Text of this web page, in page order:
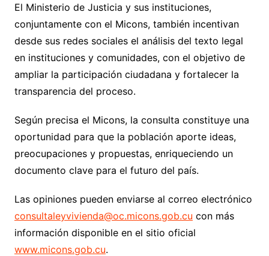
El Ministerio de Justicia y sus instituciones,
conjuntamente con el Micons, también incentivan
desde sus redes sociales el análisis del texto legal
en instituciones y comunidades, con el objetivo de
ampliar la participación ciudadana y fortalecer la
transparencia del proceso.
Según precisa el Micons, la consulta constituye una
oportunidad para que la población aporte ideas,
preocupaciones y propuestas, enriqueciendo un
documento clave para el futuro del país.
Las opiniones pueden enviarse al correo electrónico
consultaleyvivienda@oc.micons.gob.cu con más
información disponible en el sitio oficial
www.micons.gob.cu.